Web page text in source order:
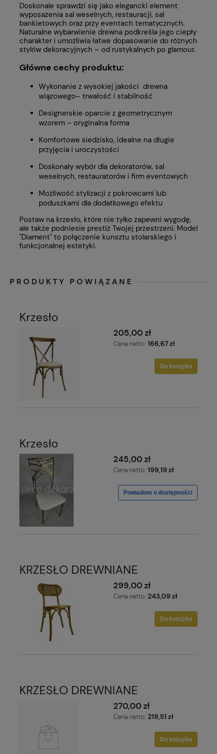
Doskonale sprawdzi się jako elegancki element
wyposażenia sal weselnych, restauracji, sal
bankietowych oraz przy eventach tematycznych.
Naturalne wybarwienie drewna podkreśla jego ciepły
charakter i umożliwia łatwe dopasowanie do różnych
stylów dekoracyjnych – od rustykalnych po glamour.
Główne cechy produktu:
Wykonanie z wysokiej jakości drewna
wiązowego– trwałość i stabilność
Designerskie oparcie z geometrycznym
wzorem – oryginalna forma
Komfortowe siedzisko, idealne na długie
przyjęcia i uroczystości
Doskonały wybór dla dekoratorów, sal
weselnych, restauratorów i firm eventowych
Możliwość stylizacji z pokrowcami lub
poduszkami dla dodatkowego efektu
Postaw na krzesło, które nie tylko zapewni wygodę,
ale także podniesie prestiż Twojej przestrzeni. Model
"Diament" to połączenie kunsztu stolarskiego i
funkcjonalnej estetyki.
PRODUKTY POWIĄZANE
Krzesło
205,00 zł
Cena netto: 166,67 zł
Do koszyka
Krzesło
245,00 zł
Cena netto: 199,19 zł
Powiadom o dostępności
KRZESŁO DREWNIANE
299,00 zł
Cena netto: 243,09 zł
Do koszyka
KRZESŁO DREWNIANE
270,00 zł
Cena netto: 219,51 zł
Do koszyka